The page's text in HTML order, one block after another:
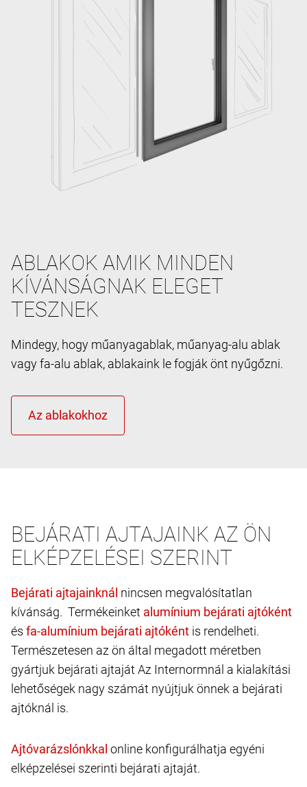
ABLAKOK AMIK MINDEN
KÍVÁNSÁGNAK ELEGET
TESZNEK
Mindegy, hogy műanyagablak, műanyag-alu ablak
vagy fa-alu ablak, ablakaink le fogják önt nyűgőzni.
BEJÁRATI AJTAJAINK AZ ÖN
ELKÉPZELÉSEI SZERINT
nincsen megvalósítatlan
kívánság. Termékeinket
és
is rendelheti.
Természetesen az ön által megadott méretben
gyártjuk bejárati ajtaját Az Internormnál a kialakítási
lehetőségek nagy számát nyújtjuk önnek a bejárati
ajtóknál is.
online konfigurálhatja egyéni
elképzelései szerinti bejárati ajtaját.